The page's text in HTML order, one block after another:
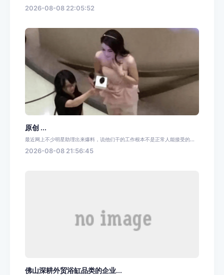
2026-08-08 22:05:52
原创 ...
最近网上不少明星助理出来爆料，说他们干的工作根本不是正常人能接受的...
2026-08-08 21:56:45
佛山深耕外贸浴缸品类的企业...